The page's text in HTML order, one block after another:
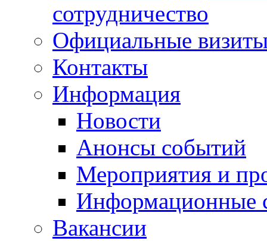
сотрудничество
Официальные
Контакты
Информация
Новости
Анонсы событий
Мероприятия и
Информационные
Вакансии